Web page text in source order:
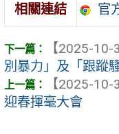
相關連結
官
【2025-10-
別暴力」及「跟蹤
【2025-10-
迎春揮毫大會